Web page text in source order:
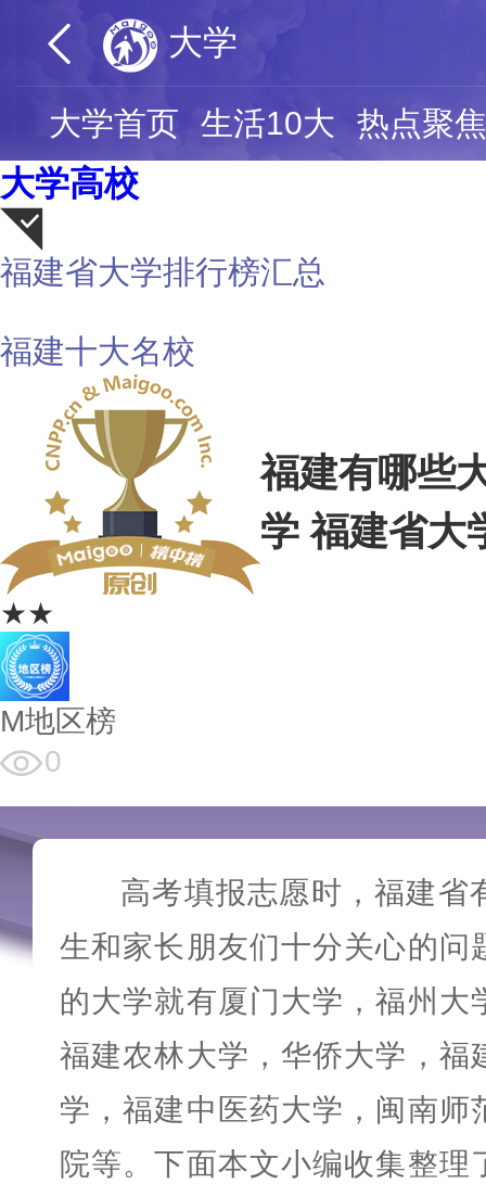
大学
大学首页 生活10大 热点聚焦
大学高校
福建省大学排行榜汇总
福建十大名校
★★
福建有哪些
学 福建省大
M地区榜
0
高考填报志愿时，福建省
生和家长朋友们十分关心的问
的大学就有厦门大学，福州大
福建农林大学，华侨大学，福
学，福建中医药大学，闽南师
院等。下面本文小编收集整理